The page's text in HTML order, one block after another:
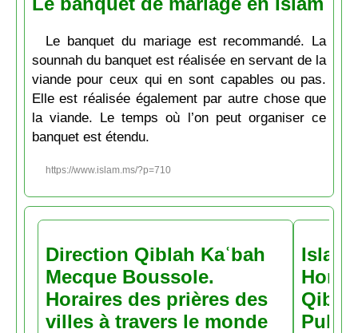
Le banquet du mariage est recommandé. La
sounnah du banquet est réalisée en servant de la
viande pour ceux qui en sont capables ou pas.
Elle est réalisée également par autre chose que
la viande. Le temps où l’on peut organiser ce
banquet est étendu.
https://www.islam.ms/?p=710
Direction Qiblah Kaʿbah
Mecque Boussole.
Horaires des prières des
villes à travers le monde
Pubs